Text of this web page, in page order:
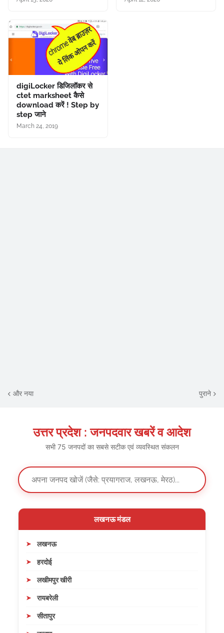
digiLocker डिजिलॉकर से
ctet marksheet कैसे
download करें ! Step by
step जाने
March 24, 2019
और नया पुराने
उत्तर प्रदेश : जनपदवार खबरें व आदेश
सभी 75 जनपदों का सबसे सटीक एवं व्यवस्थित संकलन
लखनऊ मंडल
लखनऊ
हरदोई
लखीमपुर खीरी
रायबरेली
सीतापुर